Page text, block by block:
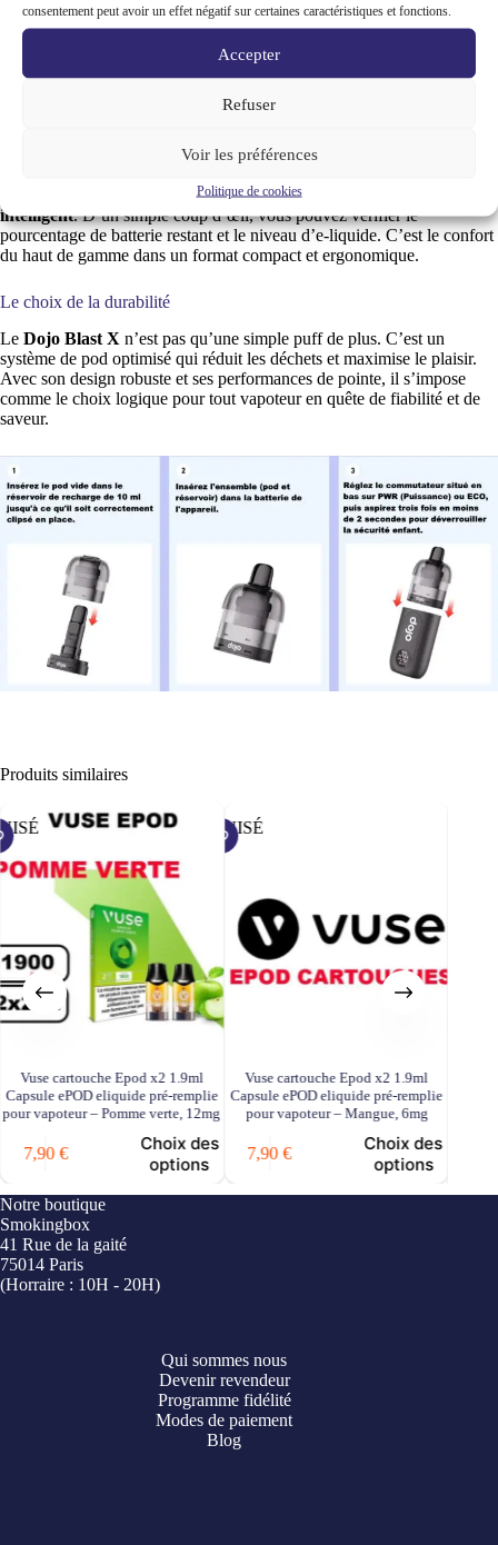
consentement peut avoir un effet négatif sur certaines caractéristiques et fonctions.
Accepter
Refuser
Voir les préférences
Politique de cookies
Le Mode Eco :Pour une vape quotidienne, une consommation
de liquide maîtrisée et une autonomie de batterie maximale.
Un écran LED pour un contrôle total
Fini les incertitudes ! Le Dojo Blast X dispose d’un
intelligent. D’un simple coup d’œil, vous pouvez vérifier le
pourcentage de batterie restant et le niveau d’e-liquide. C’est le confort
du haut de gamme dans un format compact et ergonomique.
Le choix de la durabilité
Le Dojo Blast X n’est pas qu’une simple puff de plus. C’est un
système de pod optimisé qui réduit les déchets et maximise le plaisir.
Avec son design robuste et ses performances de pointe, il s’impose
comme le choix logique pour tout vapoteur en quête de fiabilité et de
saveur.
Produits similaires
Vuse cartouche Epod x2 1.9ml
Capsule ePOD eliquide pré-remplie
pour vapoteur – Pomme verte, 12mg
7,90€
Choix des
options
ÉPUISÉ
Vuse cartouche Epod x2 1.9ml
Capsule ePOD eliquide pré-remplie
pour vapoteur – Mangue, 6mg
7,90€
Choix des
options
Notre boutique
Smokingbox
41 Rue de la gaité
75014 Paris
(Horraire : 10H - 20H)
Qui sommes nous
Devenir revendeur
Programme fidélité
Modes de paiement
Blog